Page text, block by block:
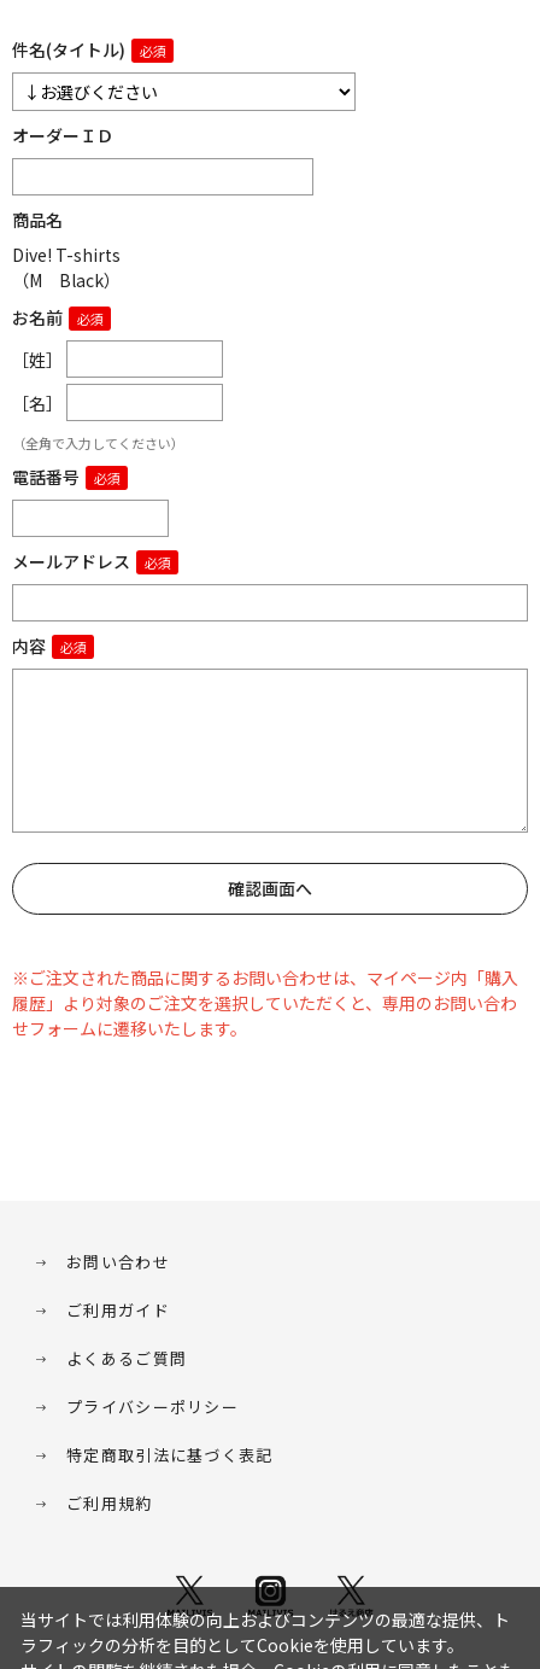
件名(タイトル)
オーダーＩＤ
商品名
Dive! T-shirts
（M Black）
お名前
［姓］
［名］
（全角で入力してください）
電話番号
メールアドレス
内容
※ご注文された商品に関するお問い合わせは、マイページ内「購入
履歴」より対象のご注文を選択していただくと、専用のお問い合わ
せフォームに遷移いたします。
お問い合わせ
ご利用ガイド
よくあるご質問
プライバシーポリシー
特定商取引法に基づく表記
ご利用規約
当サイトでは利用体験の向上およびコンテンツの最適な提供、ト
ラフィックの分析を目的としてCookieを使用しています。